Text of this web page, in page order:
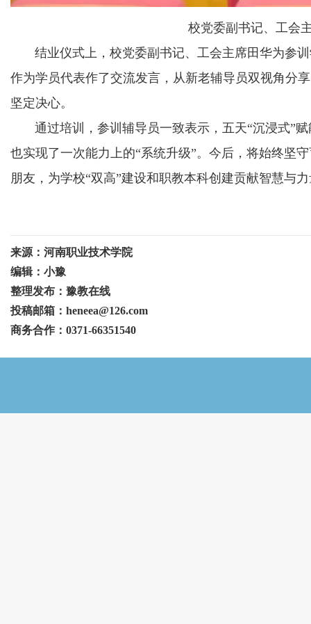
校党委副书记、工会
结业仪式上，校党委副书记、工会主席田华为参训
作为学员代表作了交流发言，从新老辅导员双视角分
坚定决心。
通过培训，参训辅导员一致表示，五天“沉浸式”赋
也实现了一次能力上的“系统升级”。今后，将始终坚
朋友，为学校“双高”建设和职教本科创建贡献智慧与
来源：河南职业技术学院
编辑：小豫
整理发布：豫教在线
投稿邮箱：heneea@126.com
商务合作：0371-66351540